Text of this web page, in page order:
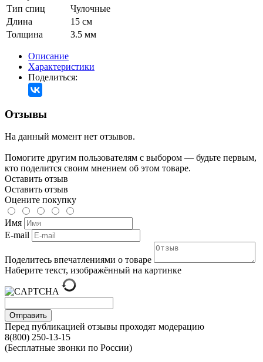
Тип спиц
Чулочные
Длина
15 см
Толщина
3.5 мм
Описание
Характеристики
Поделиться:
Отзывы
На данный момент нет отзывов.
Помогите другим пользователям с выбором — будьте первым,
кто поделится своим мнением об этом товаре.
Оставить отзыв
Оставить отзыв
Оцените покупку
Имя
E-mail
Поделитесь впечатлениями о товаре
Наберите текст, изображённый на картинке
Отправить
Перед публикацией отзывы проходят модерацию
8(800) 250-13-15
(Бесплатные звонки по России)